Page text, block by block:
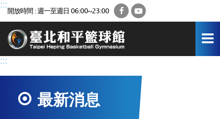
跳
容
:::
開放時間 : 週一至週日 06:00~23:00 FacebookYouTube
:::
最新消息